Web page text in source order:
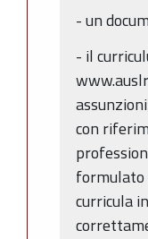
- un
- il
con
formulato
curricula